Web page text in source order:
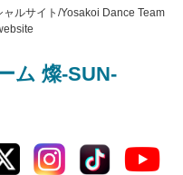
ルサイト/Yosakoi Dance Team
ム 燦-SUN-